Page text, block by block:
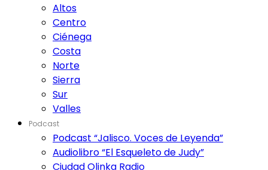
Altos
Centro
Ciénega
Costa
Norte
Sierra
Sur
Valles
Podcast
Podcast “Jalisco. Voces de Leyenda”
Audiolibro “El Esqueleto de Judy”
Ciudad Olinka Radio